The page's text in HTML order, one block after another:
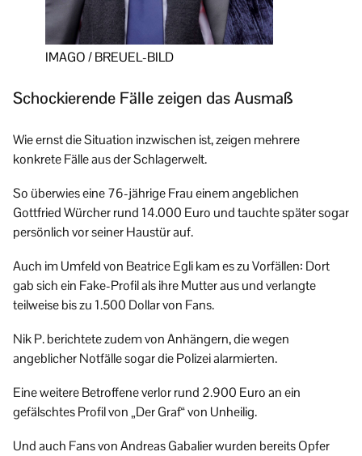
IMAGO / BREUEL-BILD
Schockierende Fälle zeigen das Ausmaß
Wie ernst die Situation inzwischen ist, zeigen mehrere
konkrete Fälle aus der Schlagerwelt.
So überwies eine 76-jährige Frau einem angeblichen
Gottfried Würcher rund 14.000 Euro und tauchte später sogar
persönlich vor seiner Haustür auf.
Auch im Umfeld von Beatrice Egli kam es zu Vorfällen: Dort
gab sich ein Fake-Profil als ihre Mutter aus und verlangte
teilweise bis zu 1.500 Dollar von Fans.
Nik P. berichtete zudem von Anhängern, die wegen
angeblicher Notfälle sogar die Polizei alarmierten.
Eine weitere Betroffene verlor rund 2.900 Euro an ein
gefälschtes Profil von „Der Graf“ von Unheilig.
Und auch Fans von Andreas Gabalier wurden bereits Opfer